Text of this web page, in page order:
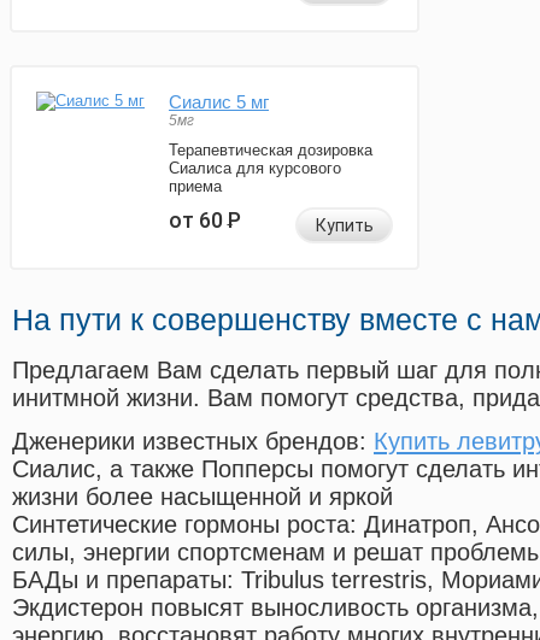
Сиалис 5 мг
5мг
Терапевтическая дозировка
Сиалиса для курсового
приема
от 60Р Купить
На пути к совершенству вместе с
Предлагаем Вам сделать первый шаг для
инитмной жизни. Вам помогут средства,
Дженерики известных брендов: Купить
Сиалис, а также Попперсы помогут сделать
жизни более насыщенной и яркой
Синтетические гормоны роста: Динатроп,
силы, энергии спортсменам и решат
БАДы и препараты: Tribulus terrestris,
Экдистерон повысят выносливость